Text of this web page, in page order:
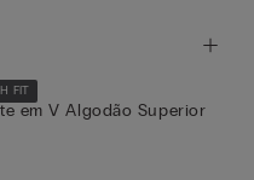
FIT
em V Algodão Superior